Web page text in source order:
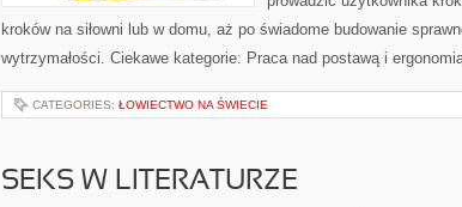
kroków na siłowni lub w domu, aż po świadome budowanie
wytrzymałości. Ciekawe kategorie: Praca nad postawą i
CATEGORIES: ŁOWIECTWO NA ŚWIECIE
SEKS W LITERATURZE